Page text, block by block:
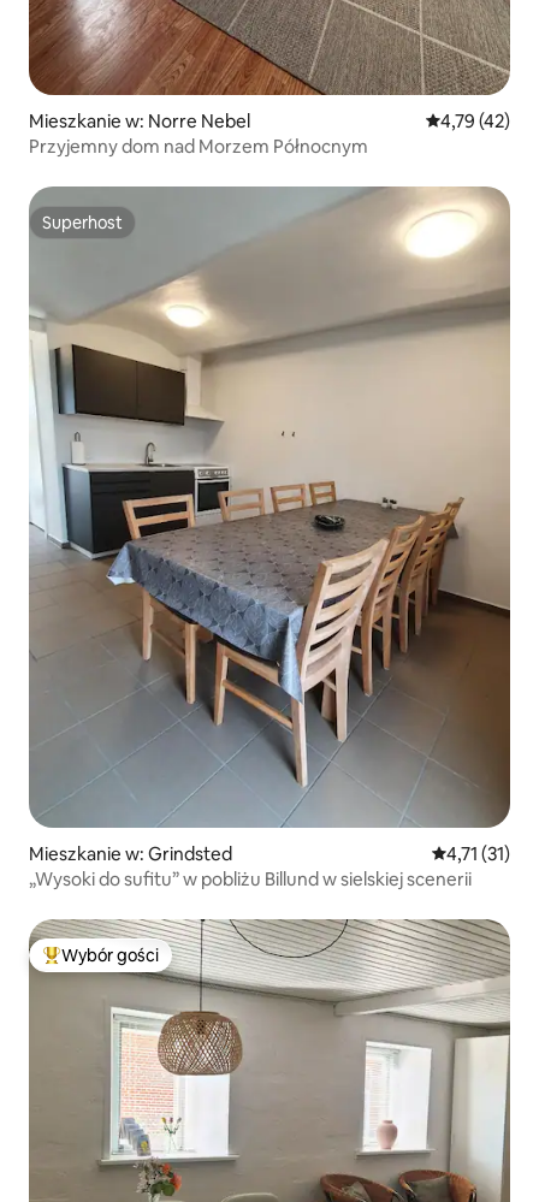
Mieszkanie w: Norre Nebel Średnia
4,79 (42)
Przyjemny dom nad Morzem Północnym
Superhost
Superhost
Mieszkanie w: Grindsted Średnia
4,71 (31)
„Wysoki do sufitu” w pobliżu Billund w sielskiej scenerii
Najpopularniejsze z kategorii Wybór gości
Wybór gości